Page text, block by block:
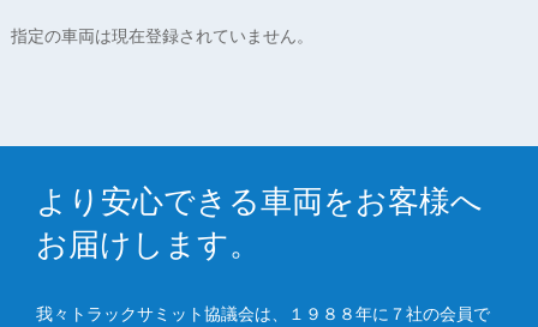
指定の車両は現在登録されていません。
より安心できる車両をお客様へ
お届けします。
我々トラックサミット協議会は、１９８８年に７社の会員で